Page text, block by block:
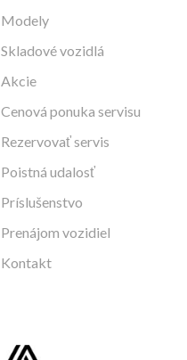
Modely
Skladové vozidlá
Akcie
Cenová ponuka servisu
Rezervovať servis
Poistná udalosť
Príslušenstvo
Prenájom vozidiel
Kontakt